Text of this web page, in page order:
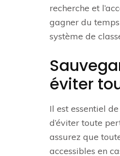
recherche et
gagner du
système de
éviter
Il est essentiel
d’éviter toute
assurez que
accessibles en